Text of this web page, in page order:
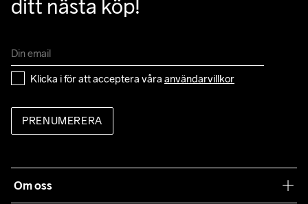
ditt nästa köp!
Klicka i för att acceptera våra användarvillkor
PRENUMERERA
Om oss